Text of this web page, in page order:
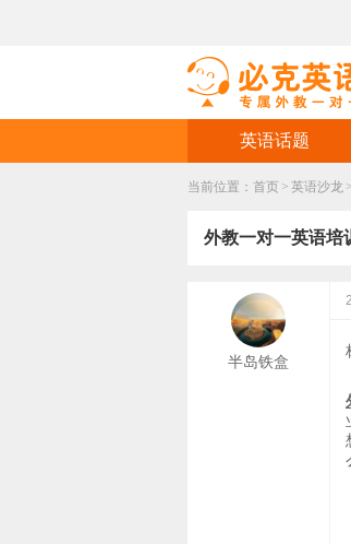
英语话题
当前位置： 首页 > 英语沙龙 >
外教一对一英语培
半岛铁盒